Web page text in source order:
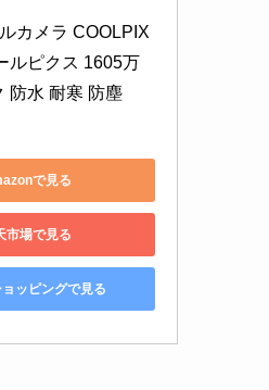
カメラ COOLPIX
ルピクス 1605万
防水 耐寒 防塵
で見る
市場で見る
ッピングで見る